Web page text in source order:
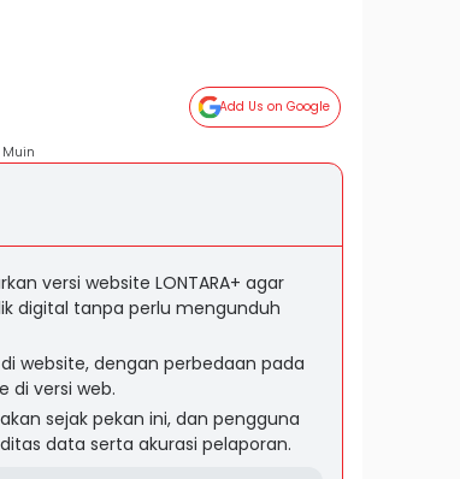
Add Us on Google
versi website LONTARA+ agar
digital tanpa perlu mengunduh
website, dengan perbedaan pada
di versi web.
sejak pekan ini, dan pengguna
data serta akurasi pelaporan.